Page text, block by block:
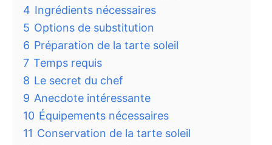
4 Ingrédients nécessaires
5 Options de substitution
6 Préparation de la tarte soleil
7 Temps requis
8 Le secret du chef
9 Anecdote intéressante
10 Équipements nécessaires
11 Conservation de la tarte soleil